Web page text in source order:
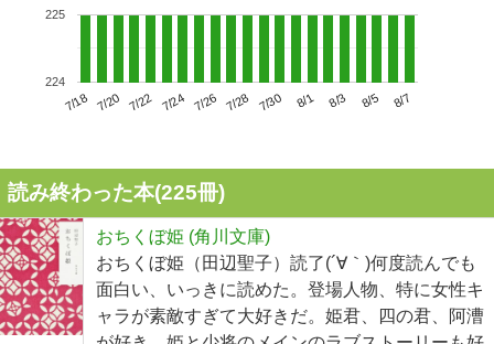
7/18 7/20 7/22 7/24 7/26 7/28 7/30 8/1 8/3 8/5 8/7
224
225
読み終わった本(225冊)
おちくぼ姫 (角川文庫)
おちくぼ姫（田辺聖子）読了(´∀｀)何度読んでも
面白い、いっきに読めた。登場人物、特に女性キ
ャラが素敵すぎて大好きだ。姫君、四の君、阿漕